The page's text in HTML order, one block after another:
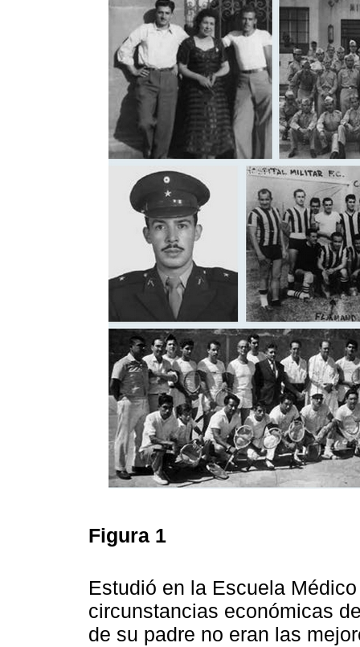
Figura 1
Estudió en la Escuela
circunstancias económicas
de su padre no eran las